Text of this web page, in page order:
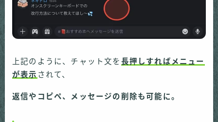
上記のように、チャット文を 長押しすればメニュー
が表示 されて、
返信やコピペ、メッセージの削除も可能に。